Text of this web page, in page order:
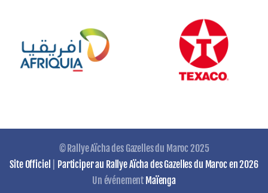
© Rallye Aïcha des Gazelles du Maroc 2025
Site Officiel
Participer au Rallye Aïcha des Gazelles du Maroc en 2026
Un événement Maïenga